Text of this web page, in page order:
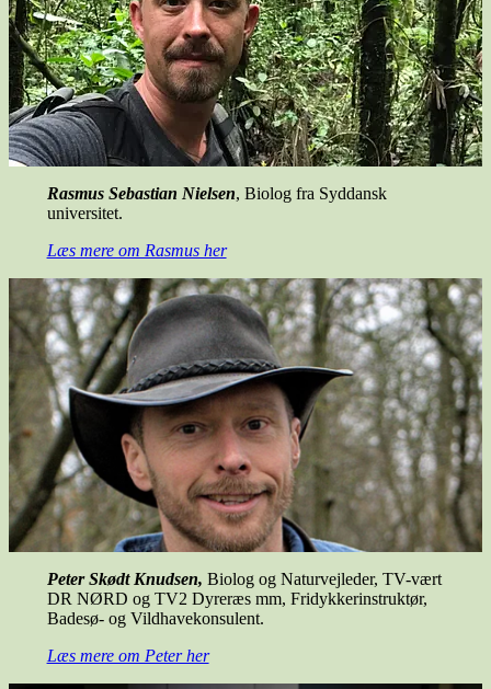
Rasmus Sebastian Nielsen, Biolog fra Syddansk
universitet.
Læs mere om Rasmus her
Peter Skødt Knudsen, Biolog og Naturvejleder, TV-vært
DR NØRD og TV2 Dyreræs mm, Fridykkerinstruktør,
Badesø- og Vildhavekonsulent.
Læs mere om Peter her